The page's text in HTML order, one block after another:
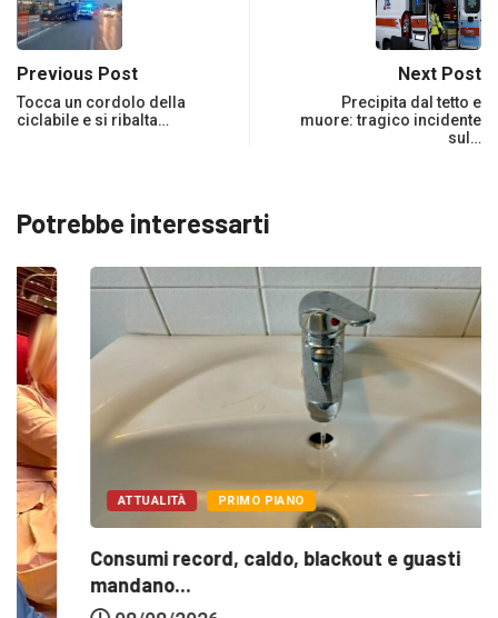
Previous Post
Tocca un cordolo della
ciclabile e si ribalta…
Next Post
Precipita dal tetto e
muore: tragico incidente
sul…
Potrebbe interessarti
ATTUALITÀ PRIMO PIANO
Consumi record, caldo, blackout e guasti
mandano...